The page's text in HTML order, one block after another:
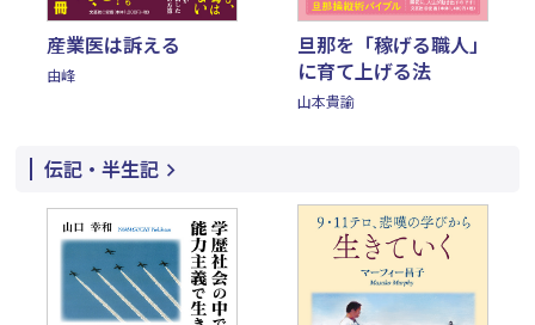
産業医は訴える
由峰
旦那を「稼げる職人」
に育て上げる法
山本貴諭
伝記・半生記